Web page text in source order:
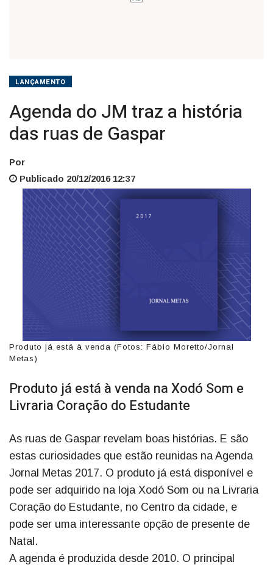
LANÇAMENTO
Agenda do JM traz a história
das ruas de Gaspar
Por
Publicado 20/12/2016 12:37
Produto já está à venda (Fotos: Fábio Moretto/Jornal
Metas)
Produto já está à venda na Xodó Som e
Livraria Coração do Estudante
As ruas de Gaspar revelam boas histórias. E são
estas curiosidades que estão reunidas na Agenda
Jornal Metas 2017. O produto já está disponível e
pode ser adquirido na loja Xodó Som ou na Livraria
Coração do Estudante, no Centro da cidade, e
pode ser uma interessante opção de presente de
Natal.
A agenda é produzida desde 2010. O principal